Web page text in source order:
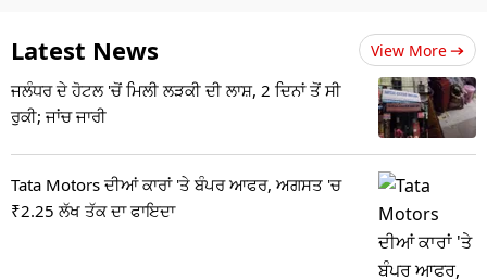
Latest News View More
ਜਲੰਧਰ ਦੇ ਹੋਟਲ 'ਚੋਂ ਮਿਲੀ ਲੜਕੀ ਦੀ ਲਾਸ਼, 2 ਦਿਨਾਂ ਤੋਂ ਸੀ
ਰੁਕੀ; ਜਾਂਚ ਜਾਰੀ
Tata Motors ਦੀਆਂ ਕਾਰਾਂ 'ਤੇ ਬੰਪਰ ਆਫਰ, ਅਗਸਤ 'ਚ
₹2.25 ਲੱਖ ਤੱਕ ਦਾ ਫਾਇਦਾ